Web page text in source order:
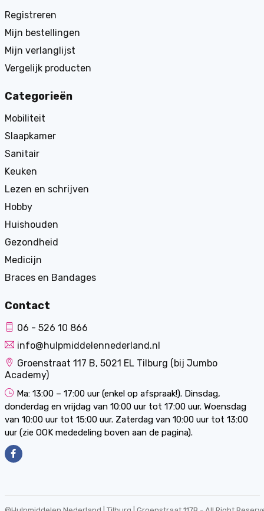
Registreren
Mijn bestellingen
Mijn verlanglijst
Vergelijk producten
Categorieën
Mobiliteit
Slaapkamer
Sanitair
Keuken
Lezen en schrijven
Hobby
Huishouden
Gezondheid
Medicijn
Braces en Bandages
Contact
06 - 526 10 866
info@hulpmiddelennederland.nl
Groenstraat 117 B, 5021 EL Tilburg (bij Jumbo
Academy)
Ma: 13:00 – 17:00 uur (enkel op afspraak!). Dinsdag,
donderdag en vrijdag van 10:00 uur tot 17:00 uur. Woensdag
van 10:00 uur tot 15:00 uur. Zaterdag van 10:00 uur tot 13:00
uur (zie OOK mededeling boven aan de pagina).